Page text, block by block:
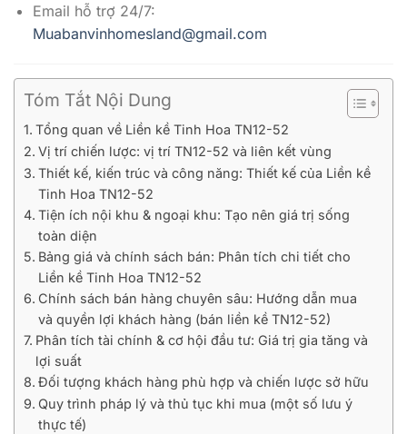
Email hỗ trợ 24/7:
Muabanvinhomesland@gmail.com
Tóm Tắt Nội Dung
Tổng quan về Liền kề Tinh Hoa TN12-52
Vị trí chiến lược: vị trí TN12-52 và liên kết vùng
Thiết kế, kiến trúc và công năng: Thiết kế của Liền kề
Tinh Hoa TN12-52
Tiện ích nội khu & ngoại khu: Tạo nên giá trị sống
toàn diện
Bảng giá và chính sách bán: Phân tích chi tiết cho
Liền kề Tinh Hoa TN12-52
Chính sách bán hàng chuyên sâu: Hướng dẫn mua
và quyền lợi khách hàng (bán liền kề TN12-52)
Phân tích tài chính & cơ hội đầu tư: Giá trị gia tăng và
lợi suất
Đối tượng khách hàng phù hợp và chiến lược sở hữu
Quy trình pháp lý và thủ tục khi mua (một số lưu ý
thực tế)